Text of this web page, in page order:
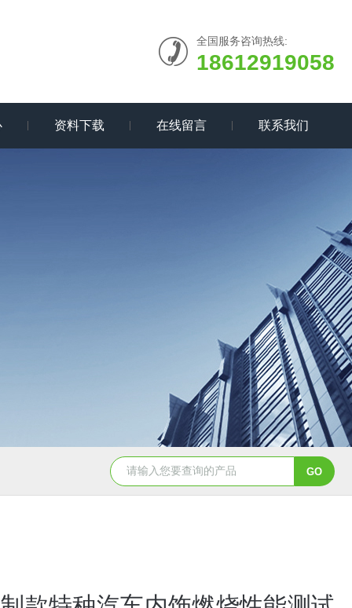
全国服务咨询热线:
18612919058
资料下载 在线留言 联系我们